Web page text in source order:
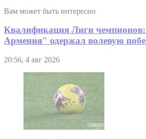
Вам может быть интересно
Квалификация Лиги
Армения" одержал волевую
20:56, 4 авг 2026